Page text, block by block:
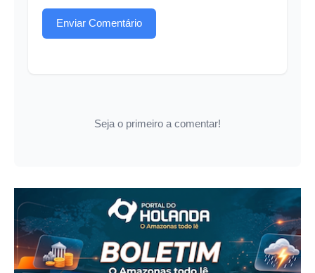
Enviar Comentário
Seja o primeiro a comentar!